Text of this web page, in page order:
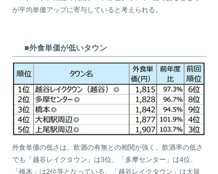
が平均単価アップに寄与していると考えられる。
■外食単価が低いタウン
外食単価の低さは、飲酒の有無との相関が強く、飲酒率の低さ
でも「越谷レイクタウン」は3位、「多摩センター」は4位、
「橋本」は2位等となっている。「越谷レイクタウン」は大規